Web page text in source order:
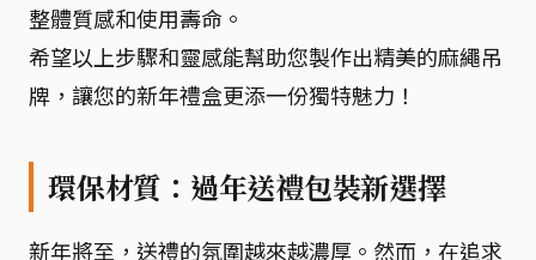
整體質感和使用壽命。
希望以上步驟和靈感能幫助您製作出精美的麻繩吊
牌，讓您的新年禮盒更添一份獨特魅力！
環保材質：過年送禮包裝新選擇
新年將至，送禮的氛圍越來越濃厚。然而，在追求